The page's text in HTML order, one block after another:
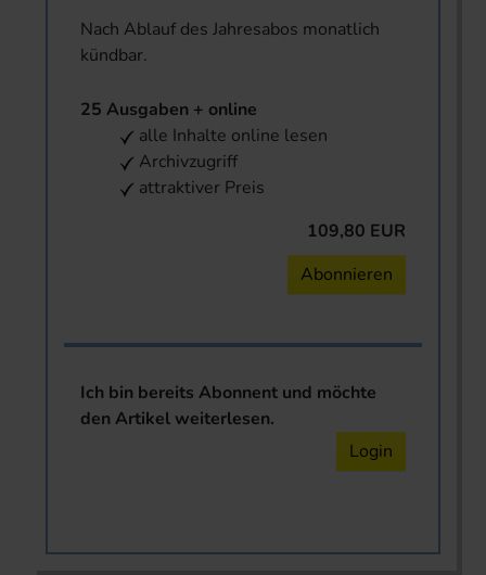
Nach Ablauf des Jahresabos monatlich
kündbar.
25 Ausgaben + online
alle Inhalte online lesen
Archivzugriff
attraktiver Preis
109,80 EUR
Abonnieren
Ich bin bereits Abonnent und möchte
den Artikel weiterlesen.
Login